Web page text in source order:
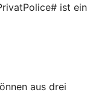
ist ein
aus drei